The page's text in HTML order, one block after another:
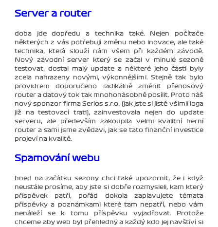
Server a router
doba jde dopředu a technika také. Nejen počítače
některých z vás potřebují změnu nebo inovace, ale také
technika, která slouží nám všem při každém závodě.
Nový závodní server který se začal v minulé sezoně
testovat, dostal malý update a některé jeho části byly
zcela nahrazeny novými, výkonnějšími. Stejně tak bylo
providrem doporučeno radikálně změnit přenosový
router a datový tok tak mnohonásobně posílit. Proto náš
nový sponzor firma Serios s.r.o. (jak jste si jistě všimli loga
již na testovací trati), zainvestovala nejen do update
serveru, ale především zakoupila velmi kvalitní herní
router a sami jsme zvědavi, jak se tato finanční investice
projeví na kvalitě.
Spamování webu
hned na začátku sezony chci také upozornit, že i když
neustále prosíme, aby jste si dobře rozmysleli, kam který
příspěvek patří, pořád dokola zaplavujete témata
příspěvky a poznámkami které tam nepatří, nebo vám
nenáleží se k tomu příspěvku vyjadřovat. Protože
chceme aby web byl přehledný a každý kdo jej navštíví si